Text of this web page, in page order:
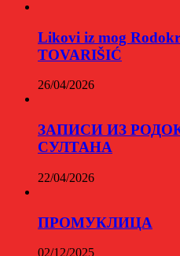
Likovi iz mog
TOVARIŠIĆ
26/04/2026
ЗАПИСИ ИЗ
СУЛТАНА
22/04/2026
ПРОМУКЛИЦА
02/12/2025